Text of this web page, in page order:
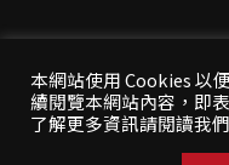
© 2026 年聯經
All Rights Reserved |
意請勿
本網站使用 Cookies 以
續閱覽本網站內容，即
了解更多資訊請閱讀我